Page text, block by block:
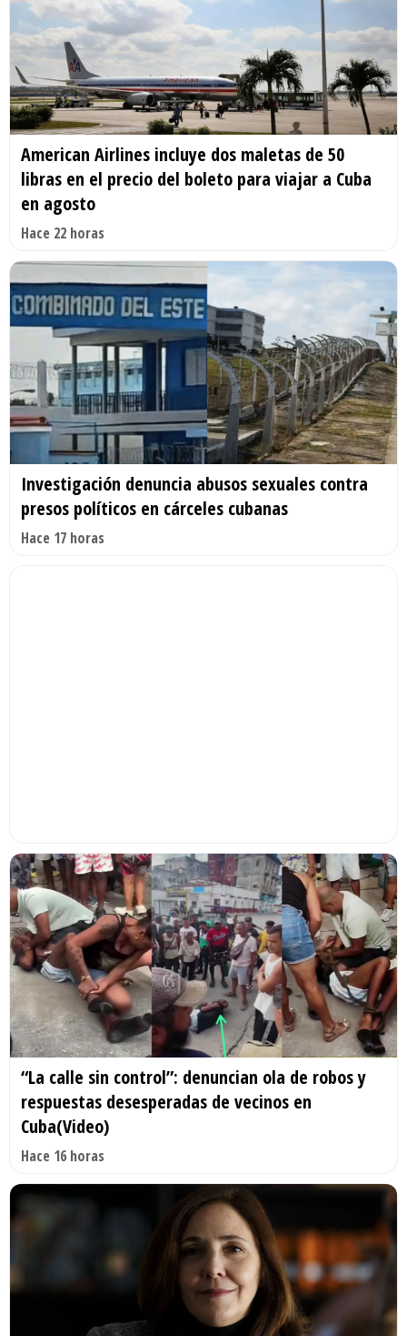
American Airlines incluye dos maletas de 50
libras en el precio del boleto para viajar a Cuba
en agosto
Hace 22 horas
Investigación denuncia abusos sexuales contra
presos políticos en cárceles cubanas
Hace 17 horas
“La calle sin control”: denuncian ola de robos y
respuestas desesperadas de vecinos en
Cuba(Video)
Hace 16 horas